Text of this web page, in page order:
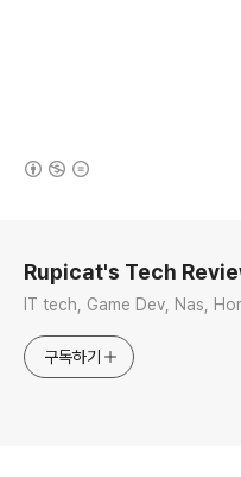
Rupicat's Tech
IT tech, Game Dev, Nas,
구독하기